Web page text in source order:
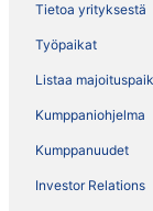
Tietoa yrityksestä
Työpaikat
Listaa
Kumppaniohjelma
Kumppanuudet
Investor Relations